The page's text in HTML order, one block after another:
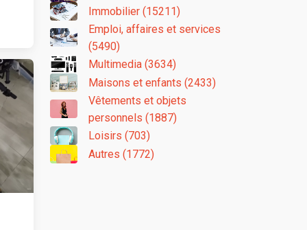
Immobilier (15211)
Emploi, affaires et services
(5490)
Multimedia (3634)
Maisons et enfants (2433)
Vêtements et objets
personnels (1887)
Loisirs (703)
Autres (1772)